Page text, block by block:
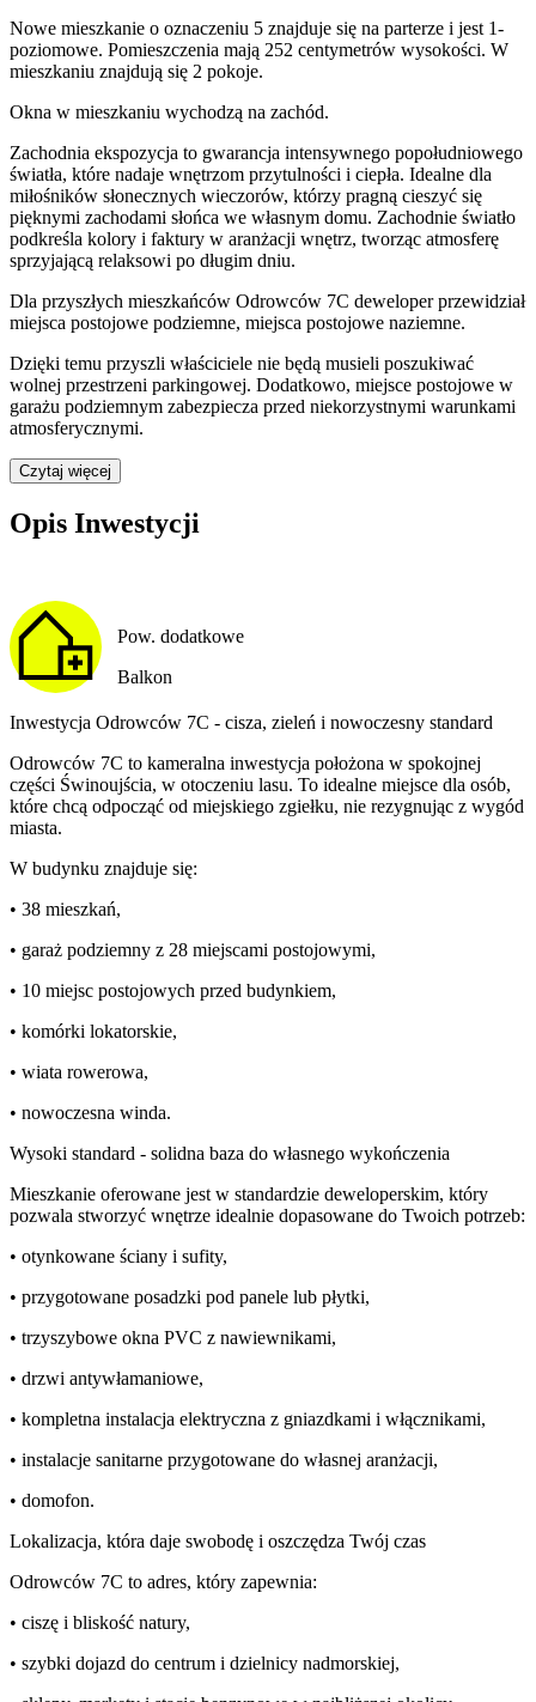
Nowe mieszkanie o oznaczeniu 5 znajduje się na parterze i jest 1-
poziomowe. Pomieszczenia mają 252 centymetrów wysokości. W
mieszkaniu znajdują się 2 pokoje.
Okna w mieszkaniu wychodzą na zachód.
Zachodnia ekspozycja to gwarancja intensywnego popołudniowego
światła, które nadaje wnętrzom przytulności i ciepła. Idealne dla
miłośników słonecznych wieczorów, którzy pragną cieszyć się
pięknymi zachodami słońca we własnym domu. Zachodnie światło
podkreśla kolory i faktury w aranżacji wnętrz, tworząc atmosferę
sprzyjającą relaksowi po długim dniu.
Dla przyszłych mieszkańców Odrowców 7C deweloper przewidział
miejsca postojowe podziemne, miejsca postojowe naziemne.
Dzięki temu przyszli właściciele nie będą musieli poszukiwać
wolnej przestrzeni parkingowej. Dodatkowo, miejsce postojowe w
garażu podziemnym zabezpiecza przed niekorzystnymi warunkami
atmosferycznymi.
Czytaj więcej
Opis Inwestycji
Pow. dodatkowe
Balkon
Inwestycja Odrowców 7C - cisza, zieleń i nowoczesny standard
Odrowców 7C to kameralna inwestycja położona w spokojnej
części Świnoujścia, w otoczeniu lasu. To idealne miejsce dla osób,
które chcą odpocząć od miejskiego zgiełku, nie rezygnując z wygód
miasta.
W budynku znajduje się:
• 38 mieszkań,
• garaż podziemny z 28 miejscami postojowymi,
• 10 miejsc postojowych przed budynkiem,
• komórki lokatorskie,
• wiata rowerowa,
• nowoczesna winda.
Wysoki standard - solidna baza do własnego wykończenia
Mieszkanie oferowane jest w standardzie deweloperskim, który
pozwala stworzyć wnętrze idealnie dopasowane do Twoich potrzeb:
• otynkowane ściany i sufity,
• przygotowane posadzki pod panele lub płytki,
• trzyszybowe okna PVC z nawiewnikami,
• drzwi antywłamaniowe,
• kompletna instalacja elektryczna z gniazdkami i włącznikami,
• instalacje sanitarne przygotowane do własnej aranżacji,
• domofon.
Lokalizacja, która daje swobodę i oszczędza Twój czas
Odrowców 7C to adres, który zapewnia:
• ciszę i bliskość natury,
• szybki dojazd do centrum i dzielnicy nadmorskiej,